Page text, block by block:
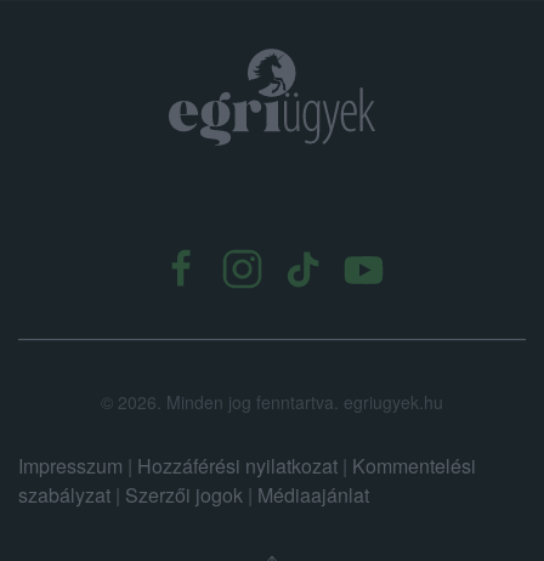
© 2026. Minden jog fenntartva. egriugyek.hu
Impresszum | Hozzáférési nyilatkozat | Kommentelési
szabályzat | Szerzői jogok | Médiaajánlat